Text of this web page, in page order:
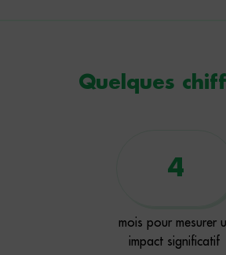
Quelques
4
mois pour mesurer
impact significatif